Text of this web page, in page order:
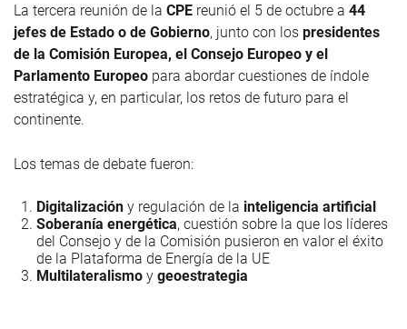
La tercera reunión de la CPE reunió el 5 de octubre a 44
jefes de Estado o de Gobierno, junto con los presidentes
de la Comisión Europea, el Consejo Europeo y el
Parlamento Europeo para abordar cuestiones de índole
estratégica y, en particular, los retos de futuro para el
continente.
Los temas de debate fueron:
Digitalización y regulación de la inteligencia artificial
Soberanía energética, cuestión sobre la que los líderes
del Consejo y de la Comisión pusieron en valor el éxito
de la Plataforma de Energía de la UE
Multilateralismo y geoestrategia